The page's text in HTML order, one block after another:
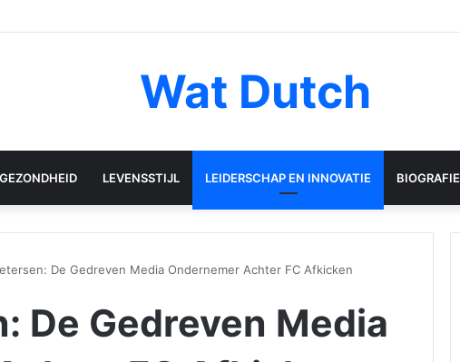
Wat Dutch
GEZONDHEID LEVENSSTIJL LEIDERSCHAP EN INNOVATIE BIOGRAFIE
De Gedreven Media Ondernemer Achter FC Afkicken
De Gedreven Media